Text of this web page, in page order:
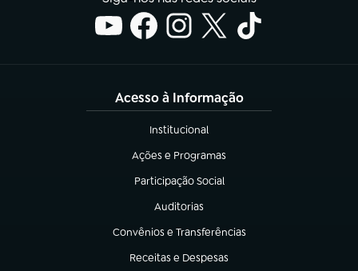
Acesso à Informação
Institucional
(abre em nova aba)
Ações e Programas
(abre em nova aba)
Participação Social
(abre em nova aba)
Auditorias
(abre em nova aba)
Convênios e Transferências
(abre em nova aba)
Receitas e Despesas
(abre em nova aba)